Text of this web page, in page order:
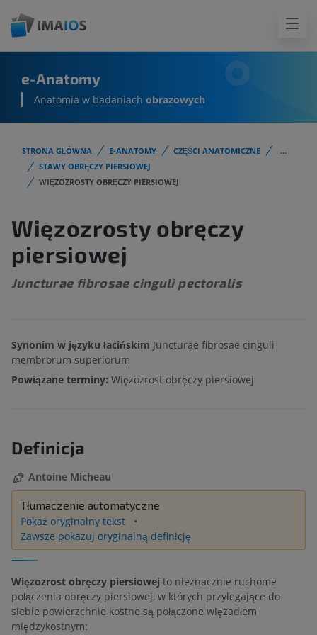
e-Anatomy
Anatomia w badaniach obrazowych
STRONA GŁÓWNA E-ANATOMY CZĘŚCI ANATOMICZNE
...
STAWY OBRĘCZY PIERSIOWEJ
WIĘZOZROSTY OBRĘCZY PIERSIOWEJ
Więzozrosty obręczy
piersiowej
Juncturae fibrosae cinguli pectoralis
Synonim w języku łacińskim Juncturae fibrosae cinguli
membrorum superiorum
Powiązane terminy: Więzozrost obręczy piersiowej
Definicja
Antoine Micheau
Tłumaczenie automatyczne
Pokaż oryginalny tekst
Zawsze pokazuj oryginalną definicję
Więzozrost obręczy piersiowej to nieznacznie ruchome
połączenia obręczy piersiowej, w których przylegające do
siebie powierzchnie kostne są połączone więzadłem
międzykostnym: